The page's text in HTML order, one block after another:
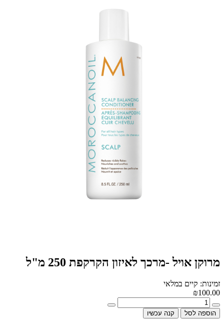
מרוקן אויל -מרכך לאיזון הקרקפת 250 מ"ל
זמינות: קיים במלאי
₪100.00
הוספה לסל קנה עכשיו